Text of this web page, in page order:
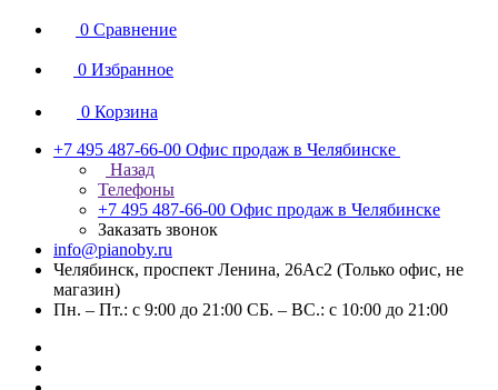
0 Сравнение
0 Избранное
0 Корзина
+7 495 487-66-00 Офис продаж в Челябинске
Назад
Телефоны
+7 495 487-66-00 Офис продаж в Челябинске
Заказать звонок
info@pianoby.ru
Челябинск, проспект Ленина, 26Ас2 (Только офис, не
магазин)
Пн. – Пт.: с 9:00 до 21:00 СБ. – ВС.: с 10:00 до 21:00